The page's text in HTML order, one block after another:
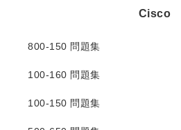
Cisco
800-150 問題集
100-160 問題集
100-150 問題集